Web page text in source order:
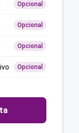
Opcional
Opcional
Opcional
Opcional